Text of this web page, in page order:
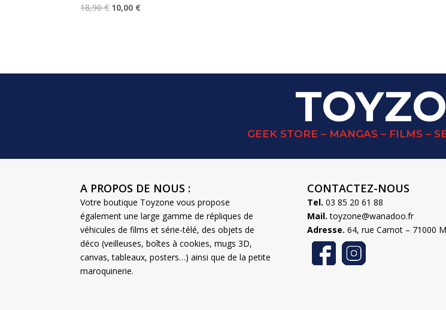
18,90€ Le
10,00 €Le
GEEK STORE – MANGAS – FILMS –
A PROPOS DE NOUS :
Votre boutique Toyzone vous propose
également une large gamme de répliques de
véhicules de films et série-télé, des objets de
déco (veilleuses, boîtes à cookies, mugs 3D,
canvas, tableaux, posters…) ainsi que de la petite
maroquinerie.
CONTACTEZ-NOUS
Tel. 03 85 20 61 88
Mail. toyzone@wanadoo.fr
Adresse. 64, rue Carnot – 71000